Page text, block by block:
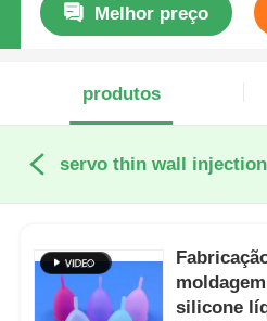
Melhor preço
produtos
silicone